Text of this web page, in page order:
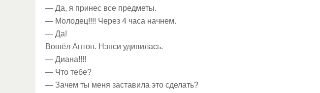
— Да, я принес все предметы.
— Молодец!!!! Через 4 часа начнем.
— Да!
Вошёл Антон. Нэнси удивилась.
— Диана!!!!
— Что тебе?
— Зачем ты меня заставила это сделать?